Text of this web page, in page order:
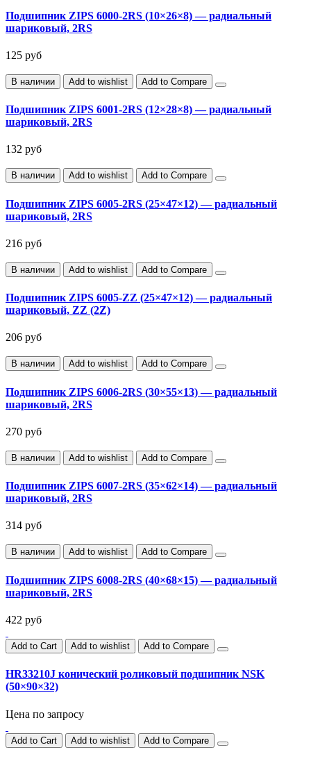
Подшипник ZIPS 6000-2RS (10×26×8) — радиальный
шариковый, 2RS
125 руб
В наличии Add to wishlist Add to Compare
Подшипник ZIPS 6001-2RS (12×28×8) — радиальный
шариковый, 2RS
132 руб
В наличии Add to wishlist Add to Compare
Подшипник ZIPS 6005-2RS (25×47×12) — радиальный
шариковый, 2RS
216 руб
В наличии Add to wishlist Add to Compare
Подшипник ZIPS 6005-ZZ (25×47×12) — радиальный
шариковый, ZZ (2Z)
206 руб
В наличии Add to wishlist Add to Compare
Подшипник ZIPS 6006-2RS (30×55×13) — радиальный
шариковый, 2RS
270 руб
В наличии Add to wishlist Add to Compare
Подшипник ZIPS 6007-2RS (35×62×14) — радиальный
шариковый, 2RS
314 руб
В наличии Add to wishlist Add to Compare
Подшипник ZIPS 6008-2RS (40×68×15) — радиальный
шариковый, 2RS
422 руб
Add to Cart Add to wishlist Add to Compare
HR33210J конический роликовый подшипник NSK
(50×90×32)
Цена по запросу
Add to Cart Add to wishlist Add to Compare